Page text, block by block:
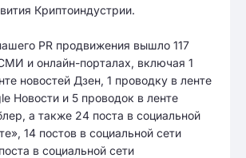
Криптоиндустрии.
PR продвижения вышло 117
и онлайн-порталах, включая 1
новостей Дзен, 1 проводку в ленте
Новости и 5 проводок в ленте
а также 24 поста в социальной
14 постов в социальной сети
в социальной сети